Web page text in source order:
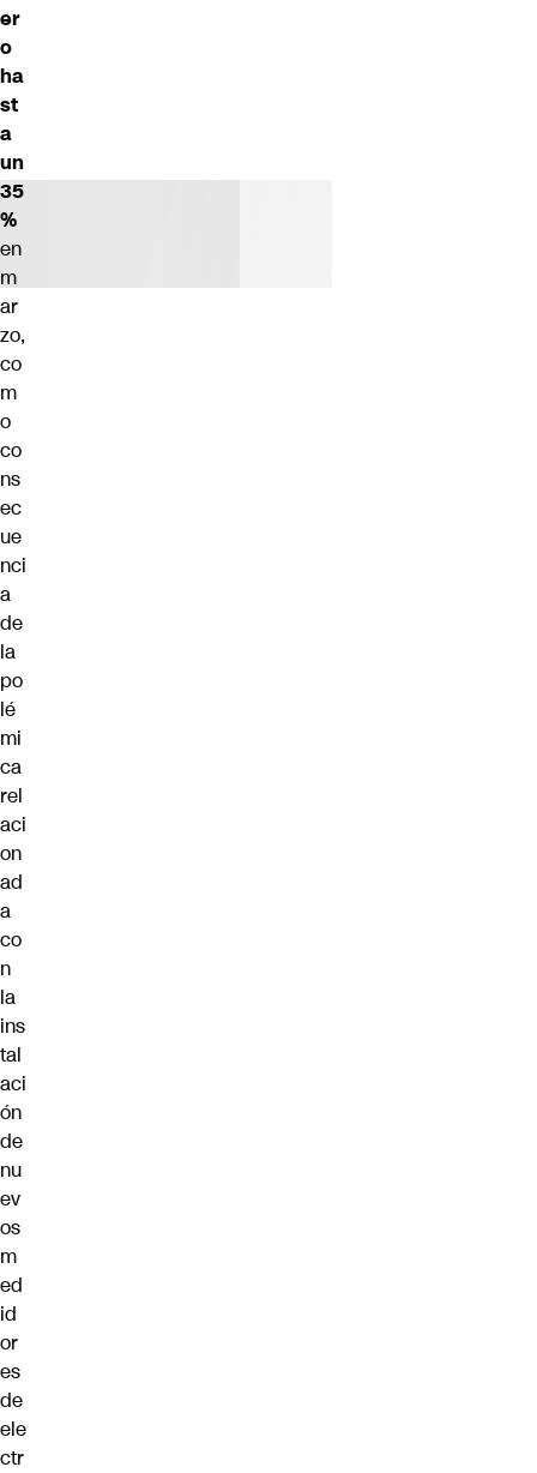
er
o
ha
st
a
un
35
%
en
m
ar
zo,
co
m
o
co
ns
ec
ue
nci
a
de
la
po
lé
mi
ca
rel
aci
on
ad
a
co
n
la
ins
tal
aci
ón
de
nu
ev
os
m
ed
id
or
es
de
ele
ctr